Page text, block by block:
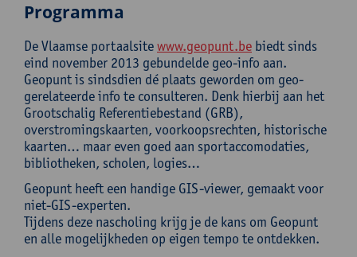
Programma
De Vlaamse portaalsitewww.geopunt.be biedt sinds
eind november 2013 gebundelde geo-info aan.
Geopunt is sindsdien dé plaats geworden om geo-
gerelateerde info te consulteren. Denk hierbij aan het
Grootschalig Referentiebestand (GRB),
overstromingskaarten, voorkoopsrechten, historische
kaarten… maar even goed aan sportaccomodaties,
bibliotheken, scholen, logies…
Geopunt heeft een handige GIS-viewer, gemaakt voor
niet-GIS-experten.
Tijdens deze nascholing krijg je de kans om Geopunt
en alle mogelijkheden op eigen tempo te ontdekken.